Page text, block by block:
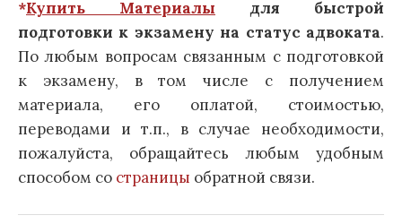
*Купить Материалы для быстрой
подготовки к экзамену на статус адвоката.
По любым вопросам связанным с подготовкой
к экзамену, в том числе с получением
материала, его оплатой, стоимостью,
переводами и т.п., в случае необходимости,
пожалуйста, обращайтесь любым удобным
способом со страницы обратной связи.